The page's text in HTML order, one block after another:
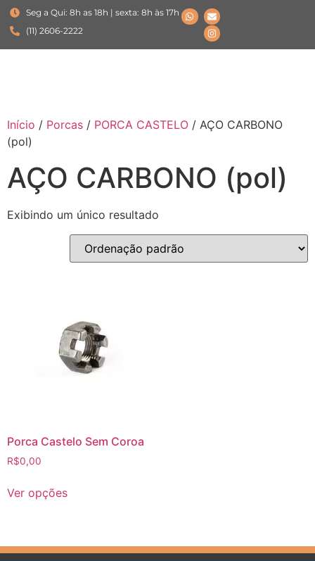
Seg a Qui: 8h as 18h | sexta: 8h às 17h
(11) 2606-2222
Início / Porcas / PORCA CASTELO / AÇO CARBONO
(pol)
AÇO CARBONO (pol)
Exibindo um único resultado
Porca Castelo Sem Coroa
R$0,00
Ver opções